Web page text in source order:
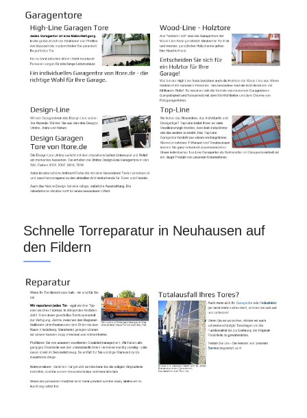
Schnelle Torreparatur in Neuhausen auf
den Fildern